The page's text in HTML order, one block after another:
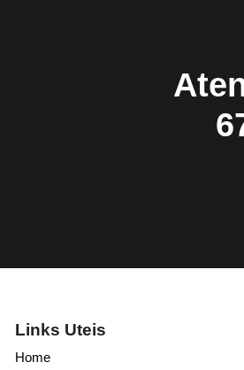
Links Uteis
Home